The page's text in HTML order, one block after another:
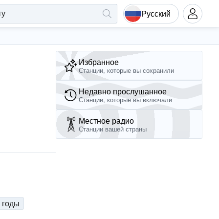
Русский
Избранное
Станции, которые вы сохранили
Недавно прослушанное
Станции, которые вы включали
Местное радио
Станции вашей страны